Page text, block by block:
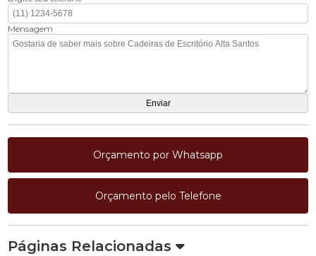
Mensagem
Orçamento por Whatsapp
Orçamento pelo Telefone
Páginas Relacionadas